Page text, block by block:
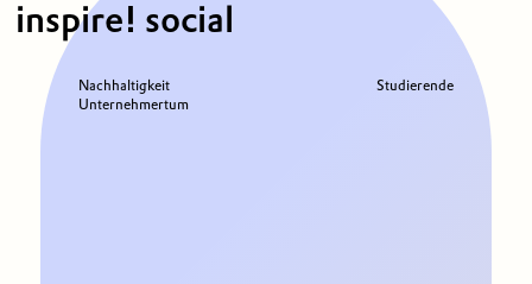
inspire! social
Nachhaltigkeit
Unternehmertum
Studierende